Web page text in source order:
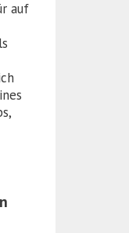
auf